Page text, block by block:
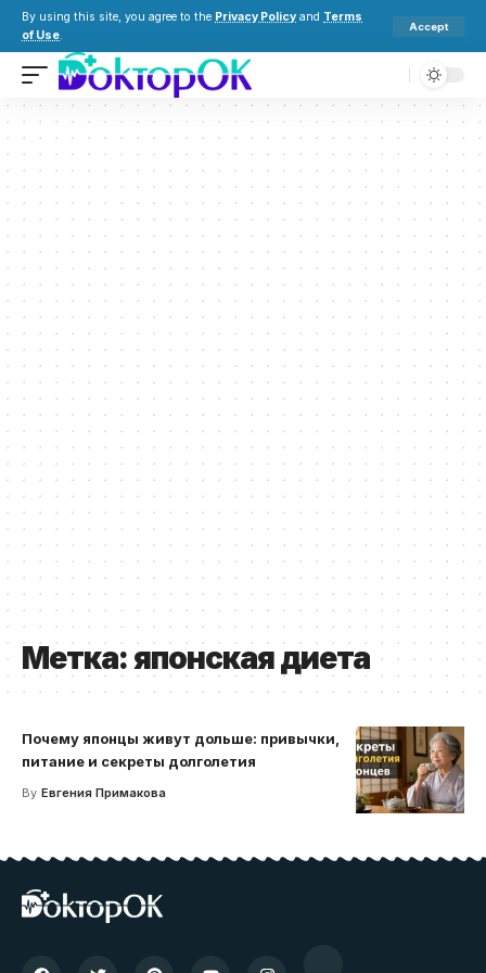
By using this site, you agree to the Privacy Policy and Terms
of Use.
Accept
Метка:японская диета
Почему японцы живут дольше: привычки,
питание и секреты долголетия
By Евгения Примакова